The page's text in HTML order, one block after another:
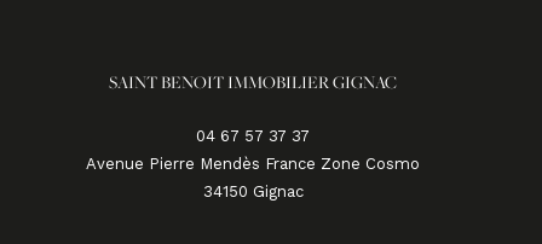
SAINT BENOIT IMMOBILIER GIGNAC
04 67 57 37 37
Avenue Pierre Mendès France Zone Cosmo
34150
gignac